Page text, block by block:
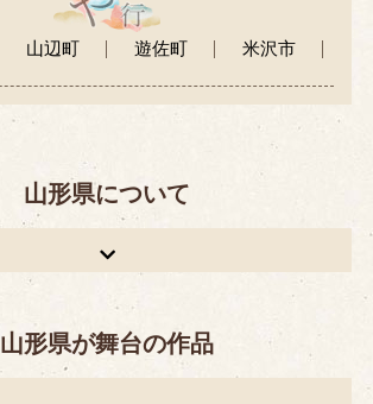
山辺町 遊佐町 米沢市
山形県について
山形県が舞台の作品